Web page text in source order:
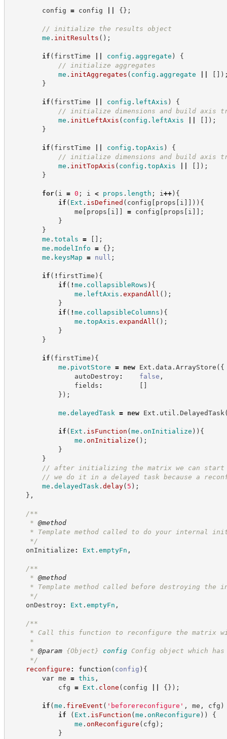
config = config {} ;
// initialize the results object
me . initResults ( ) ;
if ( firstTime config . aggregate )
{
// initialize aggregates
me . initAggregates ( config . aggregate [ ] )
}
if ( firstTime config . leftAxis )
{
// initialize dimensions and build axis
me . initLeftAxis ( config . leftAxis [ ] ) ;
}
if ( firstTime config . topAxis )
{
// initialize dimensions and build axis
me . initTopAxis ( config . topAxis [ ] ) ;
}
for( i = 0 ; i < props . length ; i ++) {
if ( Ext . isDefined ( config [ props [ i ] ] ) ) {
me [ props [ i ] ] = config [ props [ i ] ] ;
}
}
me . totals = [ ] ;
me . modelInfo = {} ;
me . keysMap = null ;
if ( ! firstTime ) {
if ( ! me . collapsibleRows ) {
me . leftAxis . expandAll ( ) ;
}
if ( ! me . collapsibleColumns ) {
me . topAxis . expandAll ( ) ;
}
}
if ( firstTime ) {
me . pivotStore = new Ext . data . ArrayStore ( {
autoDestroy: false ,
fields : [ ]
} ) ;
me . delayedTask = new Ext . util . DelayedTask
if ( Ext . isFunction (me . onInitialize ) ) {
me . onInitialize ( ) ;
}
}
// after initializing the matrix we can start
// we do it in a delayed task because a
me . delayedTask . delay( 5 ) ;
} ,
/**
* @method
* Template method called to do your internal
*/
onInitialize : Ext . emptyFn ,
/**
* @method
* Template method called before destroying the
*/
onDestroy: Ext . emptyFn ,
/**
* Call this function to reconfigure the matrix
*
* @param {Object} config Config object which
*/
reconfigure : function ( config ) {
var me = this ,
cfg = Ext . clone ( config {} ) ;
if (me . fireEvent ( ' beforereconfigure ' , me , cfg )
if
( Ext . isFunction (me . onReconfigure ) )
{
me . onReconfigure ( cfg ) ;
}